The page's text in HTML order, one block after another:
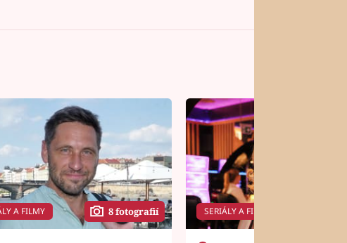
A FILMY 8 fotografií SERIÁLY A FILMY